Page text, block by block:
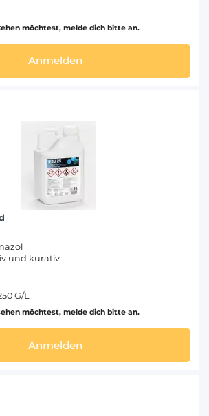
möchtest, melde dich bitte an.
Anmelden
und kurativ
G/L
möchtest, melde dich bitte an.
Anmelden